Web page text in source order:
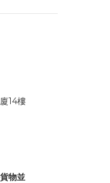
14樓
物並